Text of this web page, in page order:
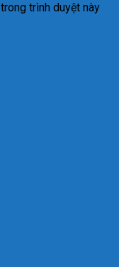
trình duyệt này